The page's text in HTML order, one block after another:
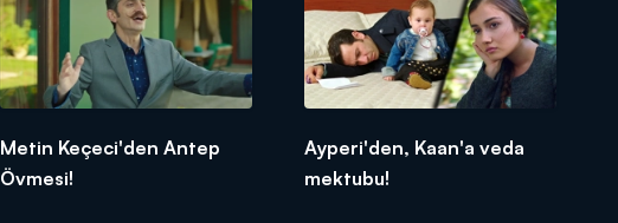
Metin Keçeci'den Antep
Övmesi!
Ayperi'den, Kaan'a veda
mektubu!